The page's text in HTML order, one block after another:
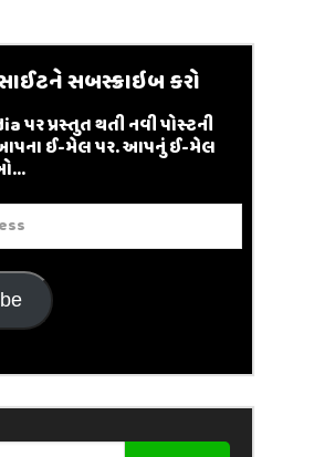
સબસ્ક્રાઇબ કરો
પર પ્રસ્તુત થતી નવી પોસ્ટની
ઈ-મેલ પર. આપનું ઈ-મેલ